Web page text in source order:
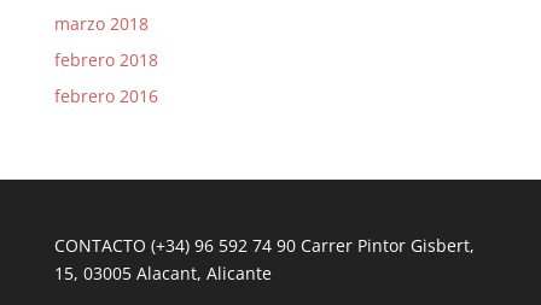
marzo 2018
febrero 2018
febrero 2016
CONTACTO (+34) 96 592 74 90 Carrer Pintor Gisbert,
15, 03005 Alacant, Alicante